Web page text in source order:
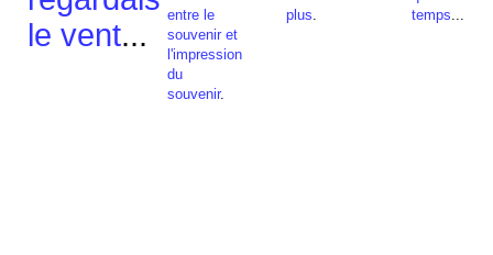
le vent...
entre le
souvenir et
l'impression
du
souvenir.
plus.
temps...